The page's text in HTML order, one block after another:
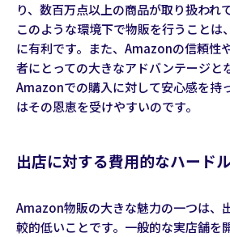
り、数百万点以上の商品が取り扱われ
このような環境下で物販を行うことは
に有利です。また、Amazonの信頼性
者にとっての大きなアドバンテージと
Amazonでの購入に対して安心感を持
はその恩恵を受けやすいのです。
出店に対する費用的なハード
Amazon物販の大きな魅力の一つは、
較的低いことです。一般的な実店舗を